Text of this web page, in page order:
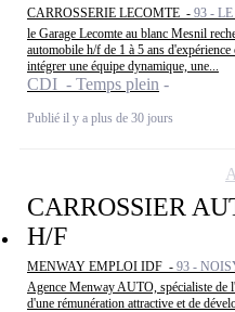
CARROSSERIE LECOMTE - 93 -
le Garage Lecomte au blanc Mesnil
automobile h/f de 1 à 5 ans
intégrer une équipe dynamique, une...
CDI - Temps plein
Publié il y a plus de 30 jours
CARROSSIER
H/F
MENWAY EMPLOI IDF - 93 -
Agence Menway AUTO, spécialiste de
d'une rémunération attractive et de